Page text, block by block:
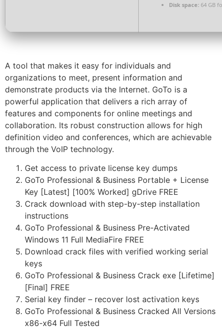
Disk space: 64 GB
A tool that makes it easy for individuals and
organizations to meet, present information and
demonstrate products via the Internet. GoTo is a
powerful application that delivers a rich array of
features and components for online meetings and
collaboration. Its robust construction allows for high
definition video and conferences, which are achievable
through the VoIP technology.
Get access to private license key dumps
GoTo Professional & Business Portable + License
Key [Latest] [100% Worked] gDrive FREE
Crack download with step-by-step installation
instructions
GoTo Professional & Business Pre-Activated
Windows 11 Full MediaFire FREE
Download crack files with verified working serial
keys
GoTo Professional & Business Crack exe [Lifetime]
[Final] FREE
Serial key finder – recover lost activation keys
GoTo Professional & Business Cracked All Versions
x86-x64 Full Tested